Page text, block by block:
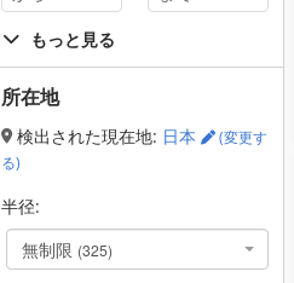
もっと見る
所在地
検出された現在地: 日本
(変更す
る)
半径:
無制限 (325)